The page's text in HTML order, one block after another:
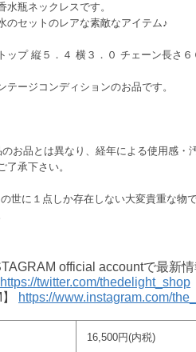
水瓶ネックレスです。
のセットのレアな素敵なアイテム♪
ップ 縦５．４ 横３．０ チェーン長さ６
テージコンディションのお品です。
お品とは異なり、経年による使用感
了承下さい。
世に１点しか存在しない大変貴重な物
official accountで最新情
https://twitter.com/thedelight_shop
https://www.instagram.com/
16,500円(内税)